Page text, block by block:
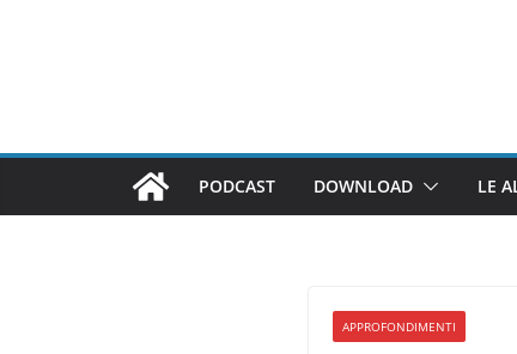
PODCAST DOWNLOAD LE
APPROFONDIMENTI